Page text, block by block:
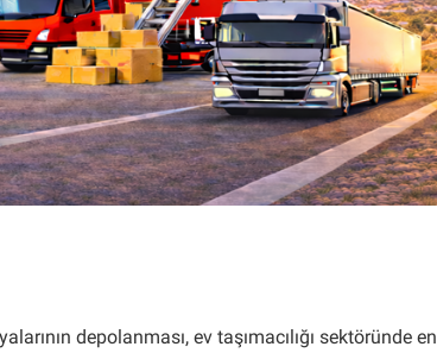
depolanması, ev taşımacılığı sektöründe en